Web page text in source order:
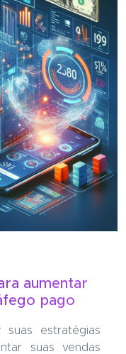
aumentar
pago
suas estratégias
suas vendas